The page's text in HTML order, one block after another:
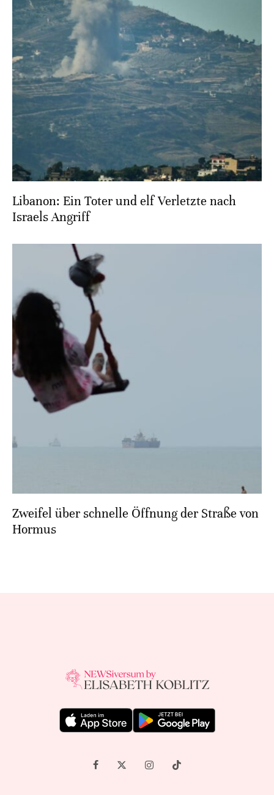
Libanon: Ein Toter und elf Verletzte nach
Israels Angriff
Zweifel über schnelle Öffnung der Straße von
Hormus